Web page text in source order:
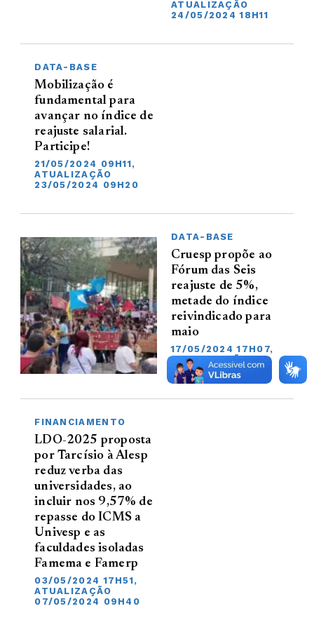
ATUALIZAÇÃO
24/05/2024 18H11
DATA-BASE
Mobilização é
fundamental para
avançar no índice de
reajuste salarial.
Participe!
21/05/2024 09H11,
ATUALIZAÇÃO
23/05/2024 09H20
DATA-BASE
Cruesp propõe ao
Fórum das Seis
reajuste de 5%,
metade do índice
reivindicado para
maio
17/05/2024 17H07,
ATUALIZAÇÃO
21/05/2024 09H37
FINANCIAMENTO
LDO-2025 proposta
por Tarcísio à Alesp
reduz verba das
universidades, ao
incluir nos 9,57% de
repasse do ICMS a
Univesp e as
faculdades isoladas
Famema e Famerp
03/05/2024 17H51,
ATUALIZAÇÃO
07/05/2024 09H40